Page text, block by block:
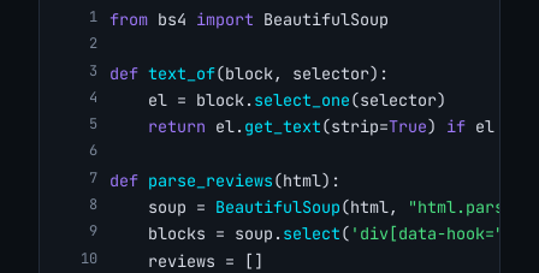
from bs4 import BeautifulSoup
def text_of(block, selector):
    el = block.
select_one(selector)
return el. get_text(strip=True) if el
def parse_reviews(html):
    soup =
BeautifulSoup(html, "html.parser"
    blocks = soup.
select( 'div[data-
    reviews = []